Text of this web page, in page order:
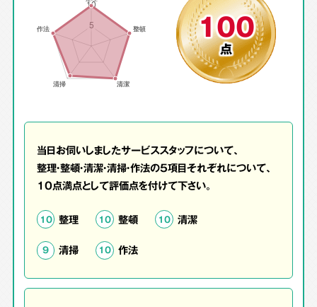
100
点
当日お伺いしましたサービススタッフについて、
整理・整頓・清潔・清掃・作法の5項目それぞれについて、
10点満点として評価点を付けて下さい。
10 整理 10 整頓 10 清潔
9 清掃 10 作法